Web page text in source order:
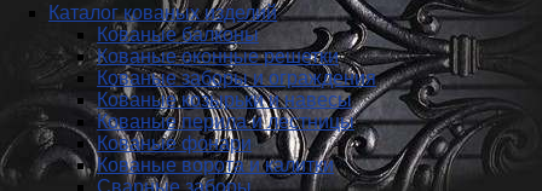
Каталог кованых изделий
Кованые балконы
Кованые оконные решетки
Кованые заборы и ог­ражде­ния
Кованые козырьки и навесы
Кованые перила и лестницы
Кованые фонари
Кованые ворота и калитки
Сварные заборы